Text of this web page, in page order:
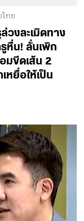
ทย
วงละเมิดทาง
หื่น! ลั่นเพิก
ขีดเส้น 2
หยื่อให้เป็น